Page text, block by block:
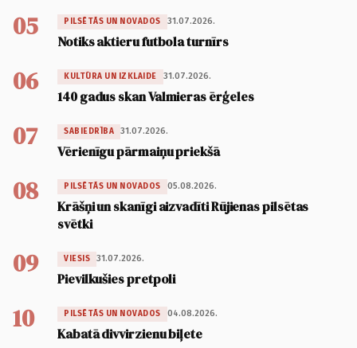
05 PILSĒTĀS UN NOVADOS 31.07.2026.
Notiks aktieru futbola turnīrs
06 KULTŪRA UN IZKLAIDE 31.07.2026.
140 gadus skan Valmieras ērģeles
07 SABIEDRĪBA 31.07.2026.
Vērienīgu pārmaiņu priekšā
08 PILSĒTĀS UN NOVADOS 05.08.2026.
Krāšņi un skanīgi aizvadīti Rūjienas pilsētas
svētki
09 VIESIS 31.07.2026.
Pievilkušies pretpoli
10 PILSĒTĀS UN NOVADOS 04.08.2026.
Kabatā divvirzienu biļete